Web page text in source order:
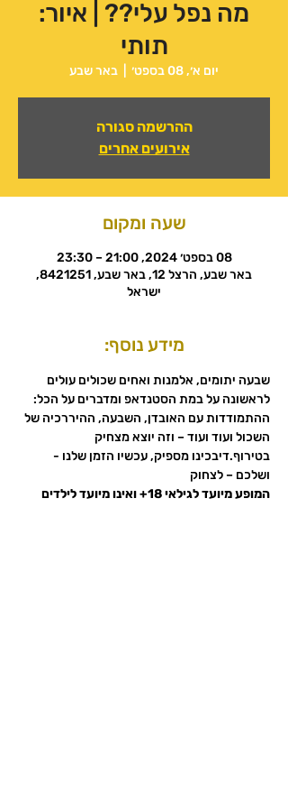
מה נפל עלי?? | איור:
תותי
יום א׳, 08 בספט׳ באר שבע
ההרשמה סגורה
אירועים אחרים
שעה ומקום
08 בספט׳ 2024, 21:00 – 23:30
באר שבע, הרצל 12, באר שבע, 8421251,
ישראל
מידע נוסף:
שבעה יתומים, אלמנות ואחים שכולים עולים
לראשונה על במת הסטנדאפ ומדברים על הכל:
ההתמודדות עם האובדן, השבעה, ההיררכיה של
השכול ועוד ועוד – וזה יוצא מצחיק
בטירוף.דיבכינו מספיק, עכשיו הזמן שלנו -
ושלכם – לצחוק
המופע מיועד לגילאי 18+ ואינו מיועד לילדים